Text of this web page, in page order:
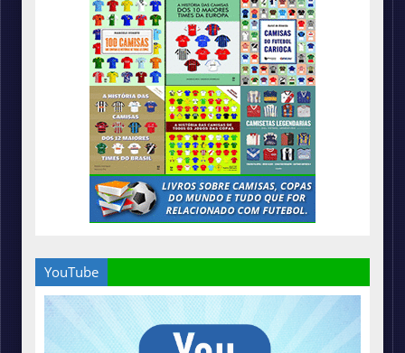
YouTube